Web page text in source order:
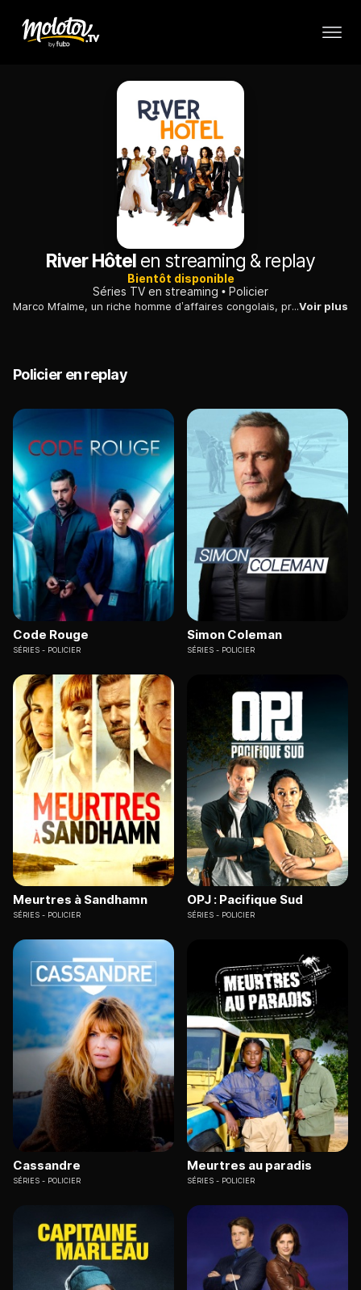
River Hôtel en streaming & replay
Bientôt disponible
Séries TV en streaming
Policier
Marco Mfalme, un riche homme d’affaires congolais, prospère dans l’hôtellerie de luxe. De son côté, l’inspecteur de police Jeff mène l’enquête : il soupçonne Marco d’utiliser ses immeubles et hôtels pour blanchir l’argent issu d’un trafic de diamants…Voir plus
Policier en replay
Code Rouge
SÉRIES POLICIER
Simon Coleman
SÉRIES POLICIER
Meurtres à Sandhamn
SÉRIES POLICIER
OPJ : Pacifique Sud
SÉRIES POLICIER
Cassandre
SÉRIES POLICIER
Meurtres au paradis
SÉRIES POLICIER